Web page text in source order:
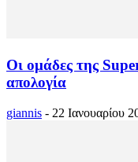
Οι ομάδες της
απολογία
giannis - 22 Ιανουαρίου